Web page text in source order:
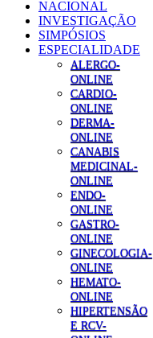
NACIONAL
INVESTIGAÇÃO
SIMPÓSIOS
ESPECIALIDADE
ALERGO-
ONLINE
CARDIO-
ONLINE
DERMA-
ONLINE
CANABIS
MEDICINAL-
ONLINE
ENDO-
ONLINE
GASTRO-
ONLINE
GINECOLOGIA-
ONLINE
HEMATO-
ONLINE
HIPERTENSÃO
E RCV-